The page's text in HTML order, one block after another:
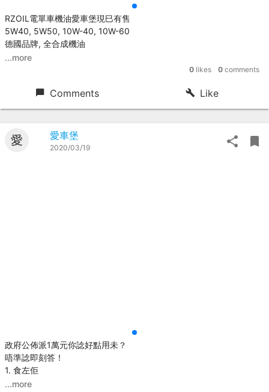
RZOIL電單車機油愛車堡現巳有售
5W40, 5W50, 10W-40, 10W-60
德國品牌, 全合成機油
...more
0 likes 0 comments
Comments Like
愛 愛車堡
2020/03/19
政府公佈派1萬元你諗好點用未？
唔準諗即刻答！
1. 食左佢
...more